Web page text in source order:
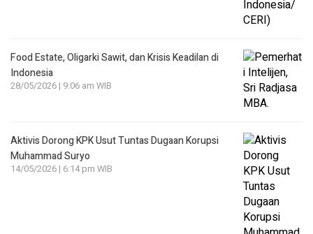
Food Estate, Oligarki Sawit, dan Krisis Keadilan di
Indonesia
28/05/2026 | 9:06 am WIB
Aktivis Dorong KPK Usut Tuntas Dugaan Korupsi
Muhammad Suryo
14/05/2026 | 6:14 pm WIB